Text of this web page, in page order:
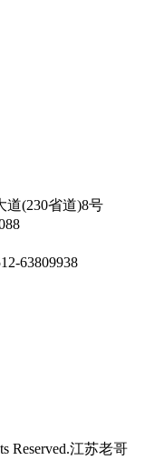
(230省道)8号
63809938
Reserved.江苏老哥